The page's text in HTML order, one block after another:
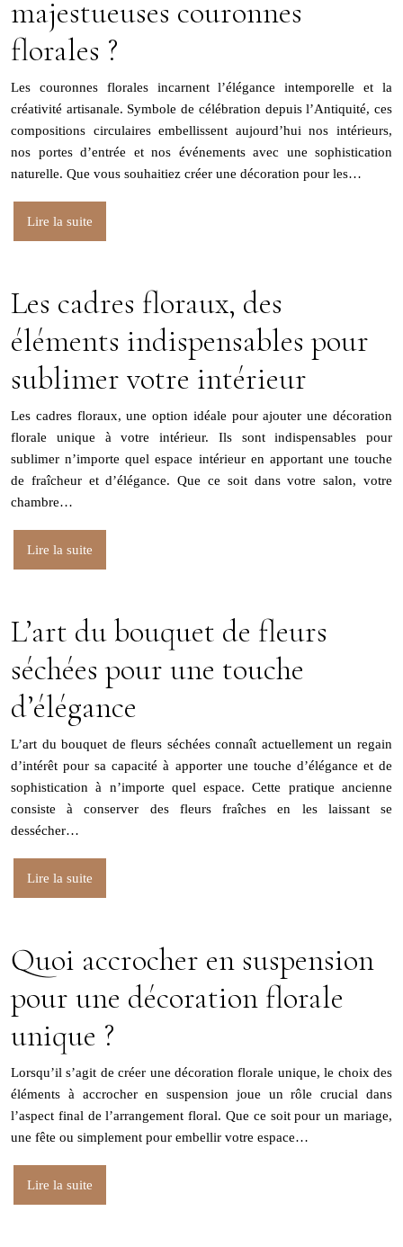
majestueuses couronnes
florales ?
Les couronnes florales incarnent l’élégance intemporelle et la
créativité artisanale. Symbole de célébration depuis l’Antiquité, ces
compositions circulaires embellissent aujourd’hui nos intérieurs,
nos portes d’entrée et nos événements avec une sophistication
naturelle. Que vous souhaitiez créer une décoration pour les…
Lire la suite
Les cadres floraux, des
éléments indispensables pour
sublimer votre intérieur
Les cadres floraux, une option idéale pour ajouter une décoration
florale unique à votre intérieur. Ils sont indispensables pour
sublimer n’importe quel espace intérieur en apportant une touche
de fraîcheur et d’élégance. Que ce soit dans votre salon, votre
chambre…
Lire la suite
L’art du bouquet de fleurs
séchées pour une touche
d’élégance
L’art du bouquet de fleurs séchées connaît actuellement un regain
d’intérêt pour sa capacité à apporter une touche d’élégance et de
sophistication à n’importe quel espace. Cette pratique ancienne
consiste à conserver des fleurs fraîches en les laissant se
dessécher…
Lire la suite
Quoi accrocher en suspension
pour une décoration florale
unique ?
Lorsqu’il s’agit de créer une décoration florale unique, le choix des
éléments à accrocher en suspension joue un rôle crucial dans
l’aspect final de l’arrangement floral. Que ce soit pour un mariage,
une fête ou simplement pour embellir votre espace…
Lire la suite